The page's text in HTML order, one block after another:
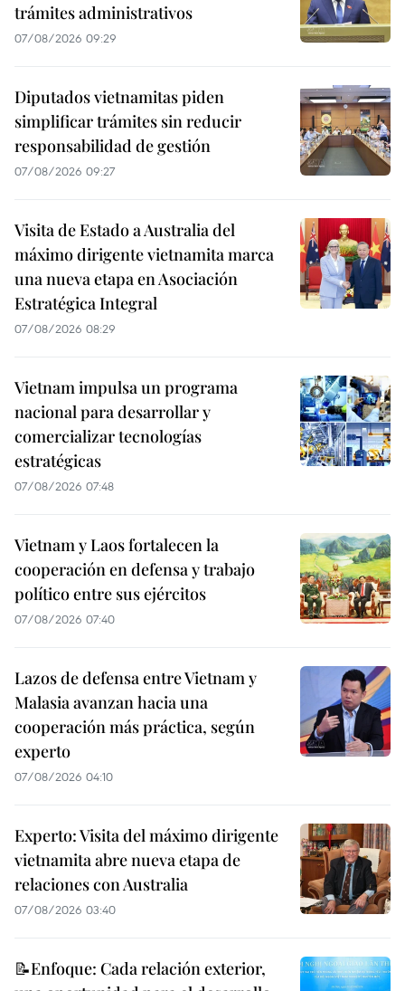
trámites administrativos
07/08/2026 09:29
Diputados vietnamitas piden
simplificar trámites sin reducir
responsabilidad de gestión
07/08/2026 09:27
Visita de Estado a Australia del
máximo dirigente vietnamita marca
una nueva etapa en Asociación
Estratégica Integral
07/08/2026 08:29
Vietnam impulsa un programa
nacional para desarrollar y
comercializar tecnologías
estratégicas
07/08/2026 07:48
Vietnam y Laos fortalecen la
cooperación en defensa y trabajo
político entre sus ejércitos
07/08/2026 07:40
Lazos de defensa entre Vietnam y
Malasia avanzan hacia una
cooperación más práctica, según
experto
07/08/2026 04:10
Experto: Visita del máximo dirigente
vietnamita abre nueva etapa de
relaciones con Australia
07/08/2026 03:40
📝Enfoque: Cada relación exterior,